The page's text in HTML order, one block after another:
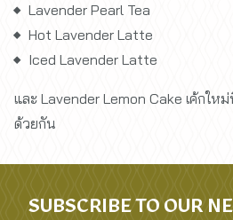
Lavender Pearl Tea
Hot Lavender Latte
Iced Lavender Latte
และ Lavender Lemon Cake เค้กใ
ด้วยกัน
SUBSCRIBE TO OUR